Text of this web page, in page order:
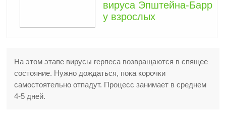
вируса Эпштейна-Барр
у взрослых
На этом этапе вирусы герпеса возвращаются в спящее
состояние. Нужно дождаться, пока корочки
самостоятельно отпадут. Процесс занимает в среднем
4-5 дней.